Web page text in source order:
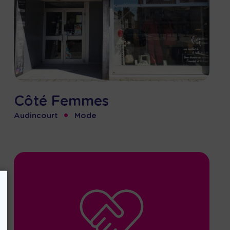
Côté Femmes
Audincourt • Mode